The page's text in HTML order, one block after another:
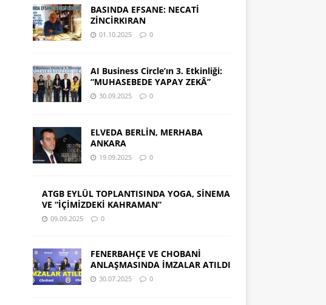
BASINDA EFSANE: NECATİ
ZİNCİRKIRAN
01.10.2025 0
AI Business Circle’ın 3. Etkinliği:
“MUHASEBEDE YAPAY ZEKÂ”
30.09.2025 0
ELVEDA BERLİN, MERHABA
ANKARA
19.09.2025 0
ATGB EYLÜL TOPLANTISINDA YOGA, SİNEMA
VE “İÇİMİZDEKİ KAHRAMAN”
09.09.2025 0
FENERBAHÇE VE CHOBANİ
ANLAŞMASINDA İMZALAR ATILDI
30.07.2025 0